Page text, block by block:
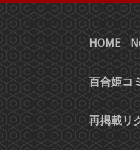
HOME
百合姫コ
再掲載リ